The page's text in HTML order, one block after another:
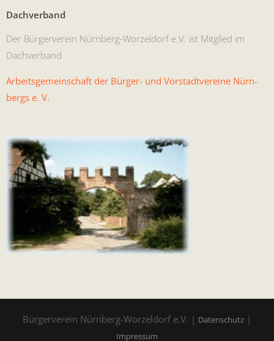
Dachverband
Der Bürg­ervere­in Nürn­berg-Worzel­dorf e.V. ist Mit­glied im
Dachverband
Arbeits­ge­mein­schaft der Bürg­er- und Vorstadtvere­ine Nürn­
bergs e. V.
Bürgerverein Nürnberg-Worzeldorf e.V. | Datenschutz |
Impressum